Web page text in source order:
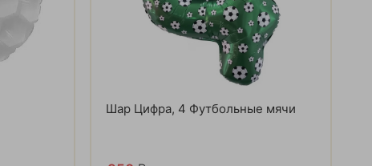
Шар Цифра, 4 Футбольные мячи